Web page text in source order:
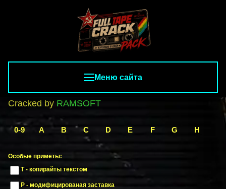
Меню сайта
Cracked by RAMSOFT
0-9 A B C D E F G H
Особые приметы:
T - копирайты текстом
P - модифицированая заставка